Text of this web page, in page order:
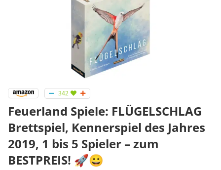
342
Feuerland Spiele: FLÜGELSCHLAG
Brettspiel, Kennerspiel des Jahres
2019, 1 bis 5 Spieler – zum
BESTPREIS! 🚀😀